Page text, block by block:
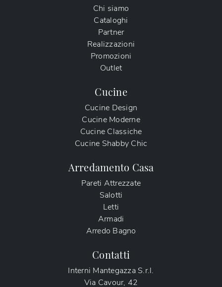
Chi siamo
Cataloghi
Partner
Realizzazioni
Promozioni
Outlet
Cucine
Cucine Design
Cucine Moderne
Cucine Classiche
Cucine Shabby Chic
Arredamento Casa
Pareti Attrezzate
Salotti
Letti
Armadi
Arredo Bagno
Contatti
Interni Mantegazza S.r.l.
Via Cavour, 42